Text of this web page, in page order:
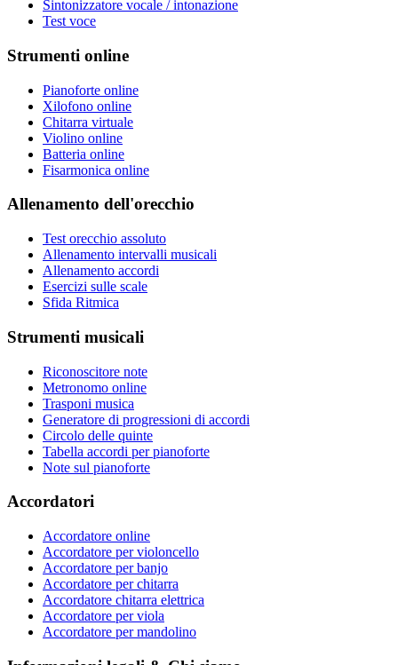
Sintonizzatore vocale / intonazione
Test voce
Strumenti online
Pianoforte online
Xilofono online
Chitarra virtuale
Violino online
Batteria online
Fisarmonica online
Allenamento dell'orecchio
Test orecchio assoluto
Allenamento intervalli musicali
Allenamento accordi
Esercizi sulle scale
Sfida Ritmica
Strumenti musicali
Riconoscitore note
Metronomo online
Trasponi musica
Generatore di progressioni di accordi
Circolo delle quinte
Tabella accordi per pianoforte
Note sul pianoforte
Accordatori
Accordatore online
Accordatore per violoncello
Accordatore per banjo
Accordatore per chitarra
Accordatore chitarra elettrica
Accordatore per viola
Accordatore per mandolino